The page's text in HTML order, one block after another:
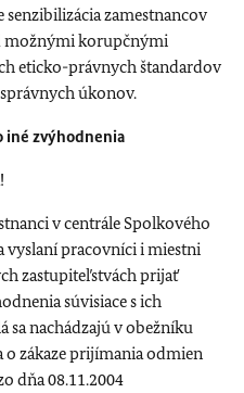
zamestnancov
možnými korupčnými
eticko-právnych štandardov
úkonov.
iné zvýhodnenia
v centrále Spolkového
vyslaní pracovníci i miestni
zastupiteľstvách prijať
súvisiace s ich
sa nachádzajú v obežníku
zákaze prijímania odmien
dňa 08.11.2004